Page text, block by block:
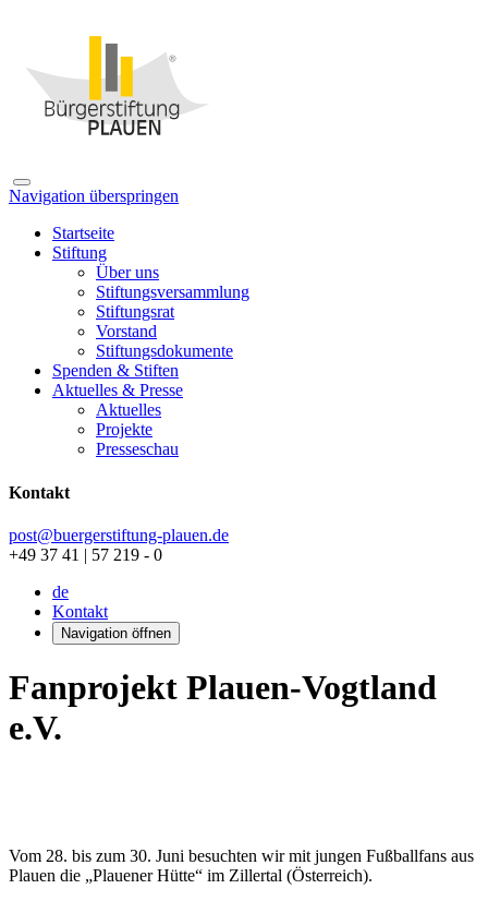
Navigation überspringen
Startseite
Stiftung
Über uns
Stiftungsversammlung
Stiftungsrat
Vorstand
Stiftungsdokumente
Spenden & Stiften
Aktuelles & Presse
Aktuelles
Projekte
Presseschau
Kontakt
post@buergerstiftung-plauen.de
+49 37 41 | 57 219 - 0
de
Kontakt
Navigation öffnen
Fanprojekt Plauen-Vogtland
e.V.
Vom 28. bis zum 30. Juni besuchten wir mit jungen Fußballfans aus
Plauen die „Plauener Hütte“ im Zillertal (Österreich).